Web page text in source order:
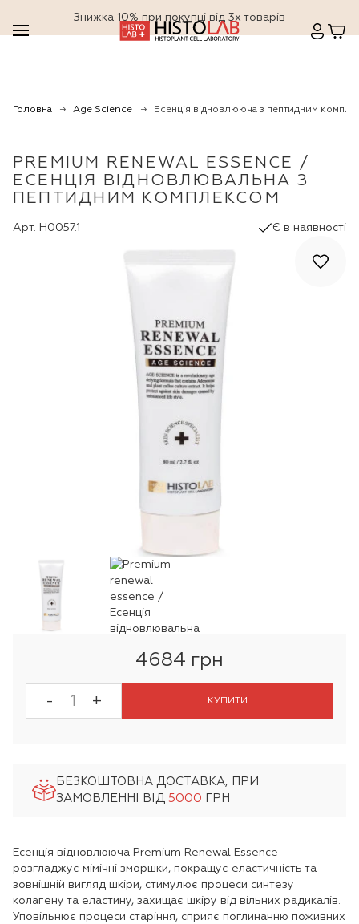
Знижка 10% при покупці від 3х товарів
Головна Age Science Есенція відновлююча з пептидним
PREMIUM RENEWAL ESSENCE /
ЕСЕНЦІЯ ВІДНОВЛЮВАЛЬНА З
ПЕПТИДНИМ КОМПЛЕКСОМ
Арт. H0057.1 Є в наявності
4684 грн
- + КУПИТИ
БЕЗКОШТОВНА ДОСТАВКА, ПРИ
ЗАМОВЛЕННІ ВІД 5000 ГРН
Есенція відновлююча Premium Renewal Essence
розгладжує мімічні зморшки, покращує еластичність та
зовнішній вигляд шкіри, стимулює процеси синтезу
колагену та еластину, захищає шкіру від вільних радикалів.
Уповільнює процеси старіння, сприяє поглинанню поживних